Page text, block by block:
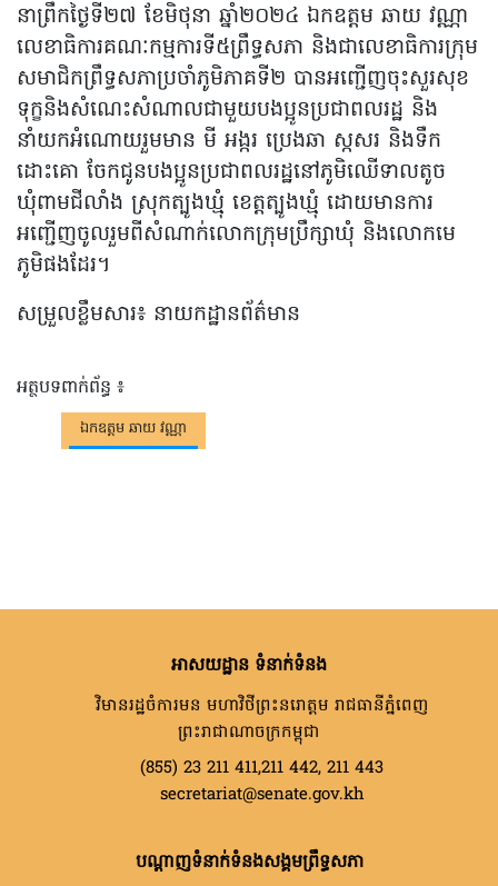
នាព្រឹកថ្ងៃទី២៧ ខែមិថុនា ឆ្នាំ២០២៤ ឯកឧត្តម ឆាយ វណ្ណា
លេខាធិការគណៈកម្មការទី៥ព្រឹទ្ធសភា និងជាលេខាធិការក្រុម
សមាជិកព្រឹទ្ធសភាប្រចាំភូមិភាគទី២ បានអញ្ជើញចុះសួរសុខ
ទុក្ខនិងសំណេះសំណាលជាមួយបងប្អូនប្រជាពលរដ្ឋ និង
នាំយកអំណោយរួមមាន មី អង្ករ ប្រេងឆា ស្កសរ និងទឹក
ដោះគោ ចែកជូនបងប្អូនប្រជាពលរដ្ឋនៅភូមិឈើទាលតូច
ឃុំពាមជីលាំង ស្រុកត្បូងឃ្មុំ ខេត្តត្បូងឃ្មុំ ដោយមានការ
អញ្ជើញចូលរួមពីសំណាក់លោកក្រុមប្រឹក្សាឃុំ និងលោកមេ
ភូមិផងដែរ។
សម្រួលខ្លឹមសារ៖ នាយកដ្ឋានព័ត៌មាន
អត្ថបទពាក់ព័ន្ធ ៖
ឯកឧត្តម ឆាយ វណ្ណា
អាសយដ្ឋាន ទំនាក់ទំនង
វិមានរដ្ឋចំការមន មហាវិថីព្រះនរោត្តម រាជធានីភ្នំពេញ
ព្រះរាជាណាចក្រកម្ពុជា
(855) 23 211 411,211 442, 211 443
secretariat@senate.gov.kh
បណ្តាញទំនាក់ទំនងសង្គមព្រឹទ្ធសភា